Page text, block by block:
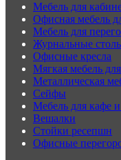
Мебель для
Офисная мебель
Мебель для
Журнальные
Офисные кресла
Мягкая мебель
Металлическая
Сейфы
Мебель для кафе
Вешалки
Стойки ресепшн
Офисные